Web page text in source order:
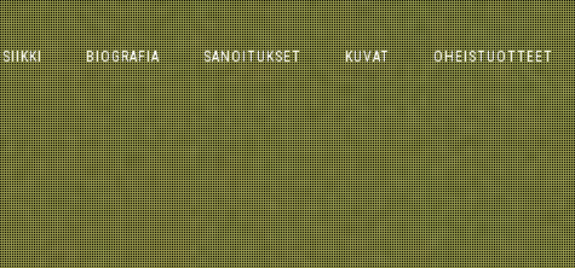
BIOGRAFIA SANOITUKSET KUVAT OHEISTUOTTEET